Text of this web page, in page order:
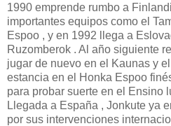
1990 emprende rumbo a
importantes equipos como el
Espoo , y en 1992 llega a
Ruzomberok . Al año siguiente
jugar de nuevo en el Kaunas y
estancia en el Honka Espoo
para probar suerte en el Ensino
Llegada a España , Jonkute ya
por sus intervenciones